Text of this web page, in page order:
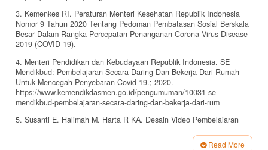
3. Kemenkes RI. Peraturan Menteri Kesehatan Republik Indonesia
Nomor 9 Tahun 2020 Tentang Pedoman Pembatasan Sosial Berskala
Besar Dalam Rangka Percepatan Penanganan Corona Virus Disease
2019 (COVID-19).
4. Menteri Pendidikan dan Kebudayaan Republik Indonesia. SE
Mendikbud: Pembelajaran Secara Daring Dan Bekerja Dari Rumah
Untuk Mencegah Penyebaran Covid-19.; 2020.
https://www.kemendikdasmen.go.id/pengumuman/10031-se-
mendikbud-pembelajaran-secara-daring-dan-bekerja-dari-rum
5. Susanti E, Halimah M, Harta R KA. Desain Video Pembelajaran
Read More